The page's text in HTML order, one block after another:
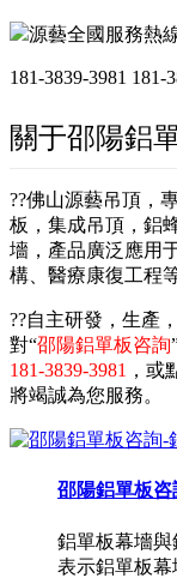
源藝全國服務熱
181-3839-3981 181-
關于邵陽鋁
??佛山源藝吊頂，
板，集成吊頂，鋁
墻，產品廣泛應用
構、醫療康復工程
??自主研發，生產
對“邵陽鋁單板咨詢
181-3839-3981 ，或
將竭誠為您服務。
邵陽鋁單板
鋁單板幕墻
表示鋁單板